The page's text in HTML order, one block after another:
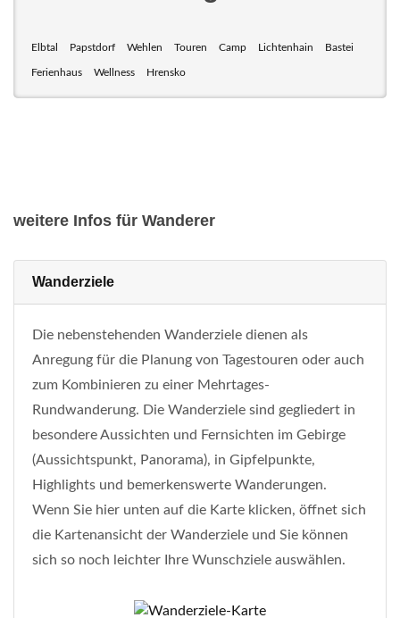
Elbtal Papstdorf Wehlen Touren Camp Lichtenhain Bastei
Ferienhaus Wellness Hrensko
weitere Infos für Wanderer
Wanderziele
Die nebenstehenden Wanderziele dienen als
Anregung für die Planung von Tagestouren oder auch
zum Kombinieren zu einer Mehrtages-
Rundwanderung. Die Wanderziele sind gegliedert in
besondere Aussichten und Fernsichten im Gebirge
(Aussichtspunkt, Panorama), in Gipfelpunkte,
Highlights und bemerkenswerte Wanderungen.
Wenn Sie hier unten auf die Karte klicken, öffnet sich
die Kartenansicht der Wanderziele und Sie können
sich so noch leichter Ihre Wunschziele auswählen.